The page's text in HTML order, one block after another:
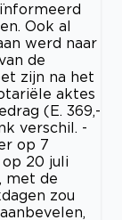
Ook al
werd naar
de
zijn na het
aktes
(E. 369,-
verschil. -
op 7
20 juli
met de
zou